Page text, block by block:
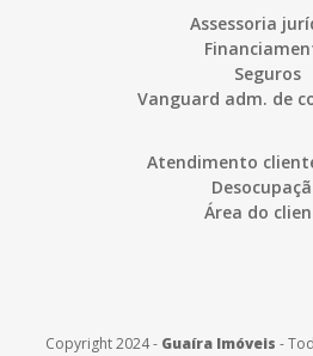
Assessoria
Seguros
Vanguard adm. de
Atendimento
Área do
Copyright 2024 - Guaíra Imóveis -